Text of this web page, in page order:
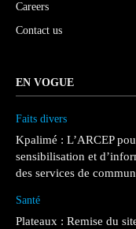
Careers
Contact us
EN VOGUE
Faits divers
Kpalimé : L’ARCEP
sensibilisation et
des services de
Santé
Plateaux : Remise du